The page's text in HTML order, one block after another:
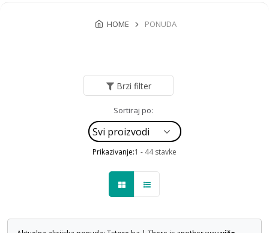
HOME PONUDA
Brzi filter
Sortiraj po:
Prikazivanje:1 - 44 stavke